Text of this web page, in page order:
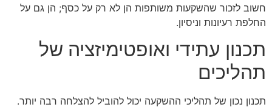
חשוב לזכור שהשקעות משותפות הן לא רק על כסף; הן גם על
החלפת רעיונות וניסיון.
תכנון עתידי ואופטימיזציה של
תהליכים
תכנון נכון של תהליכי ההשקעה יכול להוביל להצלחה רבה יותר.